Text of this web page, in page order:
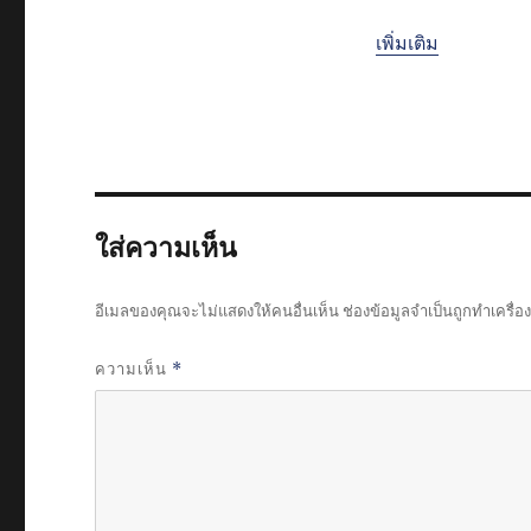
เพิ่มเติม
ใส่ความเห็น
อีเมลของคุณจะไม่แสดงให้คนอื่นเห็น ช่องข้อมูลจำเป็นถูกทำเครื่อ
ความเห็น *